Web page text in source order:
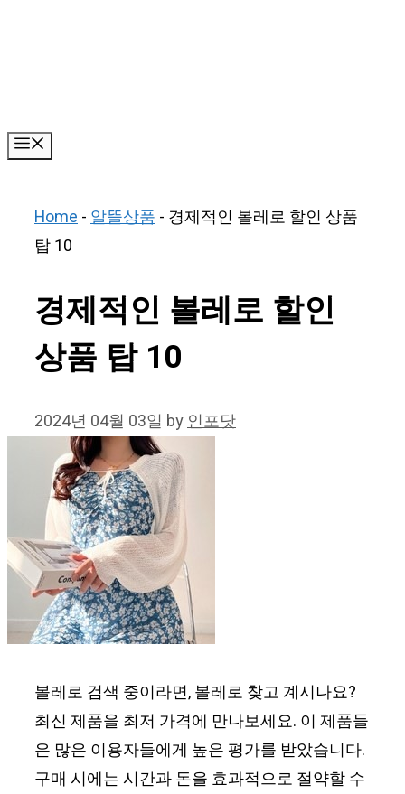
Home-알뜰상품- 경제적인 볼레로 할인 상품
탑 10
경제적인 볼레로 할인
상품 탑 10
2024년 04월 03일 by인포닷
볼레로 검색 중이라면, 볼레로 찾고 계시나요?
최신 제품을 최저 가격에 만나보세요. 이 제품들
은 많은 이용자들에게 높은 평가를 받았습니다.
구매 시에는 시간과 돈을 효과적으로 절약할 수